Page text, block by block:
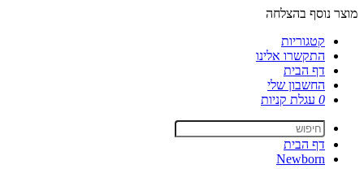
מוצר נוסף בהצלחה
קטגוריות
התקשרו אלינו
דף הבית
החשבון שלי
0 עגלת קניות
דף הבית
Newborn